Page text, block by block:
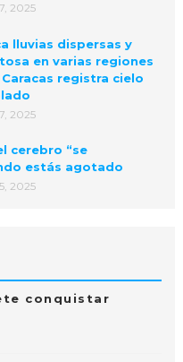
2025
lluvias dispersas y
en varias regiones
registra cielo
2025
cerebro “se
estás agotado
2025
conquistar